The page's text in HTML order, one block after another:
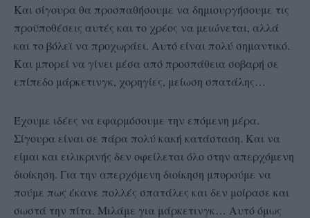
Και σίγουρα θα προσπαθήσουμε να δημιουργήσουμε τις
προϋποθέσεις αυτές και το χρέος να μειώνεται, αλλά
και το βόλεϊ να προχωράει. Αυτό είναι πολύ σημαντικό.
Και μπορεί να γίνει μέσα από προσπάθεια σοβαρή σε
επίπεδο μάρκετινγκ, χορηγίες, μείωση σπατάλης…
Έχουμε ιδέες να εφαρμόσουμε την επόμενη μέρα.
Σίγουρα είναι σε πάρα πολύ κακή κατάσταση. Και να
είμαι και ειλικρινής δεν οφείλεται όλο στην απερχόμενη
διοίκηση. Για την απερχόμενη διοίκηση μπορούμε να
πούμε πως έκανε πολλές σπατάλες και δεν μοίρασε και
σωστά την πίτα. Μιλάμε για μάρκετινγκ… Αυτό όμως